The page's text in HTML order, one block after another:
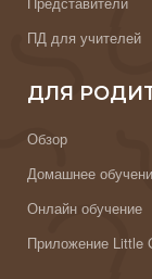
ПД для учителей
ДЛЯ
Обзор
Домашнее
Онлайн обучение
Приложение Little